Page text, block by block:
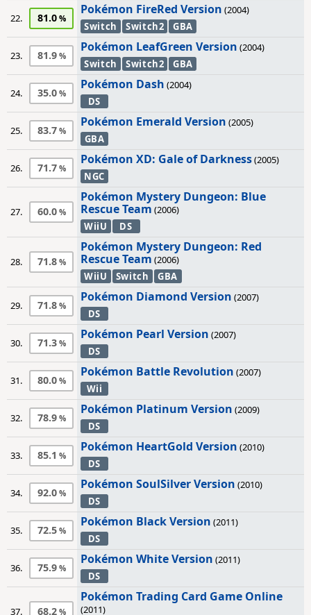
22. 81.0
Pokémon FireRed Version (2004)
Switch
Switch2 GBA
23. 81.9
Pokémon LeafGreen Version (2004)
Switch
Switch2 GBA
24. 35.0
Pokémon Dash (2004)
DS
25. 83.7
Pokémon Emerald Version (2005)
GBA
26. 71.7
Pokémon XD: Gale of Darkness(2005)
NGC
27. 60.0
Pokémon Mystery Dungeon: Blue
Rescue Team (2006)
WiiU
DS
28. 71.8
Pokémon Mystery Dungeon: Red
Rescue Team (2006)
WiiU
Switch GBA
29. 71.8
Pokémon Diamond Version (2007)
DS
30. 71.3
Pokémon Pearl Version (2007)
DS
31. 80.0
Pokémon Battle Revolution (2007)
Wii
32. 78.9
Pokémon Platinum Version (2009)
DS
33. 85.1
Pokémon HeartGold Version (2010)
DS
34. 92.0
Pokémon SoulSilver Version (2010)
DS
35. 72.5
Pokémon Black Version (2011)
DS
36. 75.9
Pokémon White Version (2011)
DS
37. 68.2
Pokémon Trading Card Game Online
(2011)